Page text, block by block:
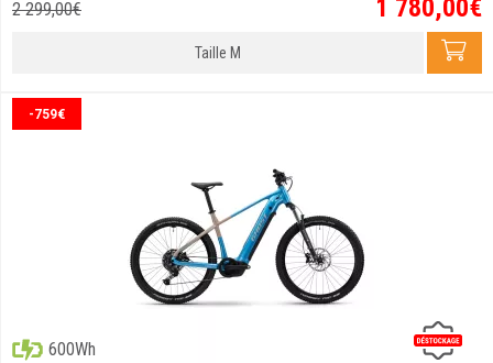
2 299,00€ 1 780,00€
Taille M
-759€
600Wh